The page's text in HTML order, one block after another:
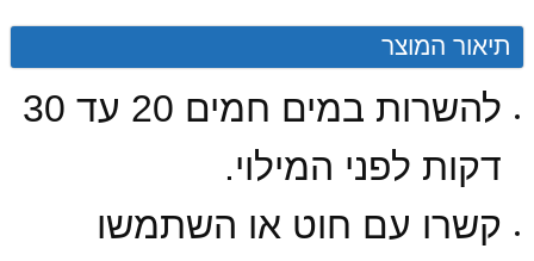
תיאור המוצר
להשרות במים חמים 20 עד 30
דקות לפני המילוי.
קשרו עם חוט או השתמשו